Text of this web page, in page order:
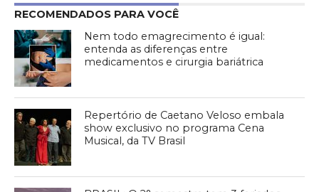
RECOMENDADOS PARA VOCÊ
Nem todo emagrecimento é igual:
entenda as diferenças entre
medicamentos e cirurgia bariátrica
Repertório de Caetano Veloso embala
show exclusivo no programa Cena
Musical, da TV Brasil